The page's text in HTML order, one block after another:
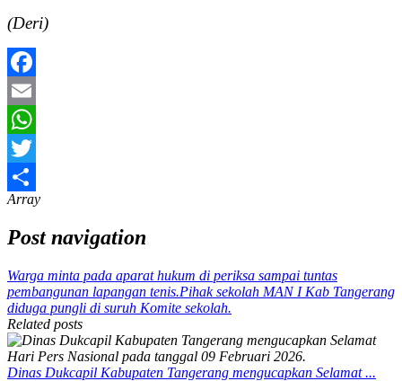
(Deri)
Facebook
Email
WhatsApp
Twitter
Share
Array
Post navigation
Warga minta pada aparat hukum di periksa sampai tuntas
pembangunan lapangan tenis.Pihak sekolah MAN I Kab Tangerang
diduga pungli di suruh Komite sekolah.
Related posts
Dinas Dukcapil Kabupaten Tangerang mengucapkan Selamat ...